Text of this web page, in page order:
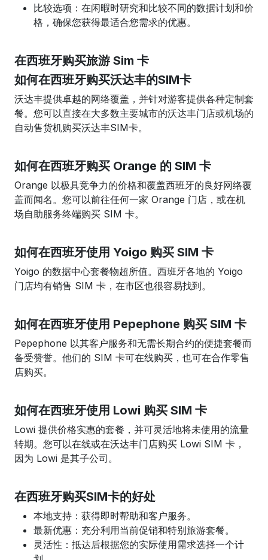
比较选项：在闲暇时研究和比较不同的数据计划和价
格，确保您获得最适合您需求的优惠。
在西班牙购买旅游 Sim 卡
如何在西班牙购买沃达丰的SIM卡
沃达丰提供卓越的网络覆盖，并针对游客提供各种定制套
餐。您可以直接在大多数主要城市的沃达丰门店或机场的
自动售货机购买沃达丰SIM卡。
如何在西班牙购买 Orange 的 SIM 卡
Orange 以极具竞争力的价格和覆盖西班牙的良好网络覆
盖而闻名。您可以前往任何一家 Orange 门店，或在机
场自助服务终端购买 SIM 卡。
如何在西班牙使用 Yoigo 购买 SIM 卡
Yoigo 的数据中心套餐物超所值。西班牙各地的 Yoigo
门店均有销售 SIM 卡，在市区也很容易找到。
如何在西班牙使用 Pepephone 购买 SIM 卡
Pepephone 以其客户服务和无需长期合约的便捷套餐而
备受赞誉。他们的 SIM 卡可在线购买，也可在合作零售
店购买。
如何在西班牙使用 Lowi 购买 SIM 卡
Lowi 提供价格实惠的套餐，并可灵活地将未使用的流量
转期。您可以在线或在沃达丰门店购买 Lowi SIM 卡，
因为 Lowi 是其子公司。
在西班牙购买SIM卡的好处
本地支持：获得即时帮助和客户服务。
最新优惠：充分利用当前促销和特别旅游套餐。
灵活性：抵达后根据您的实际使用需求选择一个计